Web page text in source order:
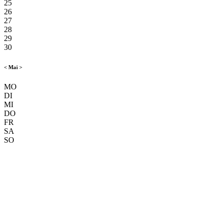
25
26
27
28
29
30
< Mai >
MO
DI
MI
DO
FR
SA
SO